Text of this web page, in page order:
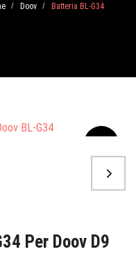
/ Doov / Batteria BL-G34
Per Doov D9